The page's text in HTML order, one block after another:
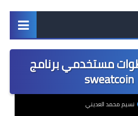
اخبار
ابل
اندرويد
مستخدمي برنامج
sweatcoin
نسيم محمد العديني